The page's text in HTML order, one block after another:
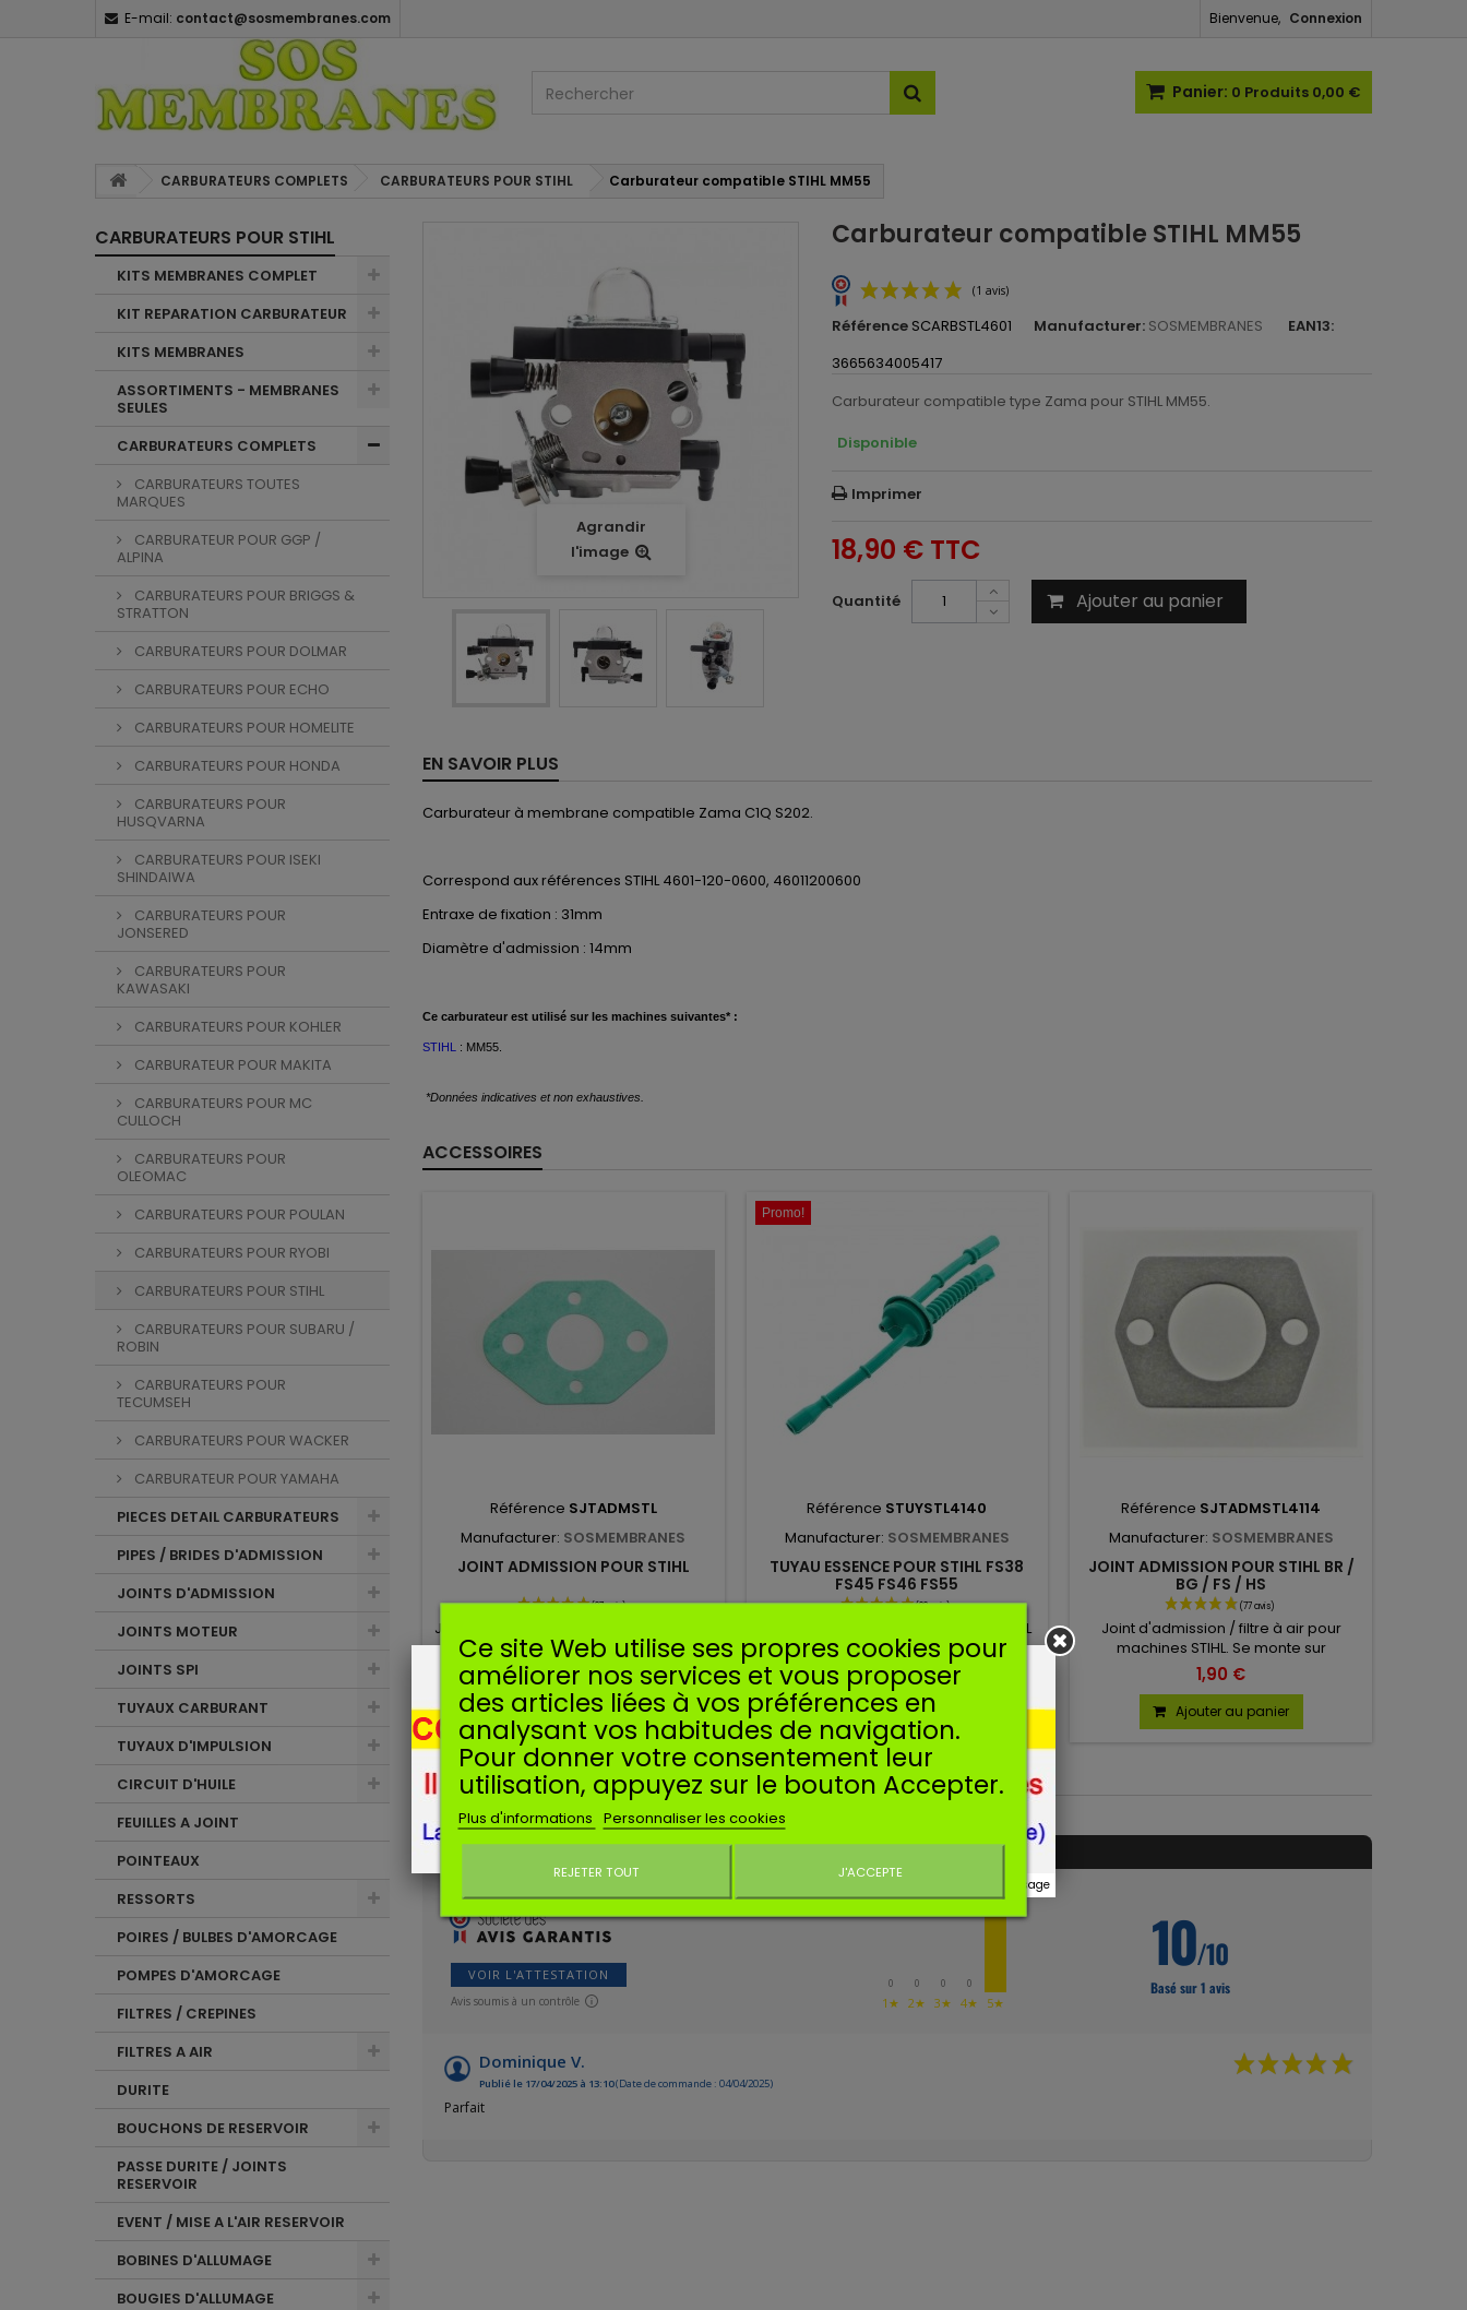
Bienvenue, Connexion
E-mail: contact@sosmembranes.com
Panier: 0 Produits 0,00 €
CARBURATEURS COMPLETS CARBURATEURS POUR STIHL Carburateur compatible STIHL MM55
CARBURATEURS POUR STIHL
KITS MEMBRANES COMPLET
KIT REPARATION CARBURATEUR
KITS MEMBRANES
ASSORTIMENTS - MEMBRANES
SEULES
CARBURATEURS COMPLETS
CARBURATEURS TOUTES
MARQUES
CARBURATEUR POUR GGP /
ALPINA
CARBURATEURS POUR BRIGGS &
STRATTON
CARBURATEURS POUR DOLMAR
CARBURATEURS POUR ECHO
CARBURATEURS POUR HOMELITE
CARBURATEURS POUR HONDA
CARBURATEURS POUR
HUSQVARNA
CARBURATEURS POUR ISEKI
SHINDAIWA
CARBURATEURS POUR
JONSERED
CARBURATEURS POUR
KAWASAKI
CARBURATEURS POUR KOHLER
CARBURATEUR POUR MAKITA
CARBURATEURS POUR MC
CULLOCH
CARBURATEURS POUR
OLEOMAC
CARBURATEURS POUR POULAN
CARBURATEURS POUR RYOBI
CARBURATEURS POUR STIHL
CARBURATEURS POUR SUBARU /
ROBIN
CARBURATEURS POUR
TECUMSEH
CARBURATEURS POUR WACKER
CARBURATEUR POUR YAMAHA
PIECES DETAIL CARBURATEURS
PIPES / BRIDES D'ADMISSION
JOINTS D'ADMISSION
JOINTS MOTEUR
JOINTS SPI
TUYAUX CARBURANT
TUYAUX D'IMPULSION
CIRCUIT D'HUILE
FEUILLES A JOINT
POINTEAUX
RESSORTS
POIRES / BULBES D'AMORCAGE
POMPES D'AMORCAGE
FILTRES / CREPINES
FILTRES A AIR
DURITE
BOUCHONS DE RESERVOIR
PASSE DURITE / JOINTS
RESERVOIR
EVENT / MISE A L'AIR RESERVOIR
BOBINES D'ALLUMAGE
BOUGIES D'ALLUMAGE
Agrandir
l'image
Carburateur compatible STIHL MM55
Référence SCARBSTL4601 Manufacturer: SOSMEMBRANES
EAN13:
3665634005417
Carburateur compatible type Zama pour STIHL MM55.
Disponible
Imprimer
18,90 € TTC
Quantité Ajouter au panier
EN SAVOIR PLUS
Carburateur à membrane compatible Zama C1Q S202.
Correspond aux références STIHL 4601-120-0600, 46011200600
Entraxe de fixation : 31mm
Diamètre d'admission : 14mm
Ce carburateur est utilisé sur les machines suivantes* :
STIHL : MM55.
*Données indicatives et non exhaustives.
ACCESSOIRES
Référence SJTADMSTL
Manufacturer: SOSMEMBRANES
JOINT ADMISSION POUR STIHL
Joint d'admission pour machines STIHL.
1,90 €
Ajouter au panier
Promo!
Référence STUYSTL4140
Manufacturer: SOSMEMBRANES
TUYAU ESSENCE POUR STIHL FS38
FS45 FS46 FS55
Tuyau essence compatible pour STIHL
FS38, FS45, FS46, FS55. 4140-358-
7702, 41403587702.
3,39 €
Ajouter au panier
Référence SJTADMSTL4114
Manufacturer: SOSMEMBRANES
JOINT ADMISSION POUR STIHL BR /
BG / FS / HS
Joint d'admission / filtre à air pour
machines STIHL. Se monte sur
nombreux modèles de machines.
1,90 €
Ajouter au panier
AVIS CLIENTS
AVIS À PROPOS DU PRODUIT
VOIR L'ATTESTATION
Avis soumis à un contrôle
0
1★
0
2★
0
3★
0
4★ 5★
10/10
Basé sur 1 avis
Dominique V.
Publié le 17/04/2025 à 13:10(Date de commande : 04/04/2025)
Parfait
Ce site Web utilise ses propres cookies pour
améliorer nos services et vous proposer
des articles liées à vos préférences en
analysant vos habitudes de navigation.
Pour donner votre consentement leur
utilisation, appuyez sur le bouton Accepter.
Plus d'informations Personnaliser les cookies
REJETER TOUT J'ACCEPTE
Ne plus afficher ce message